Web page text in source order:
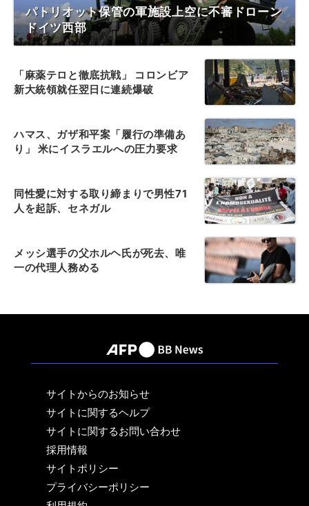
パトリオット保管の軍施設上空に不審ドローン
ドイツ西部
「麻薬テロと徹底抗戦」 コロンビア
新大統領就任翌日に連続爆破
ハマス、ガザ和平案「履行の準備あ
り」 米にイスラエルへの圧力要求
同性愛に対する取り締まりで男性71
人を起訴、セネガル
メッシ選手の父ホルヘ氏が死去、唯
一の代理人務める
サイトからのお知らせ
サイトに関するヘルプ
サイトに関するお問い合わせ
採用情報
サイトポリシー
プライバシーポリシー